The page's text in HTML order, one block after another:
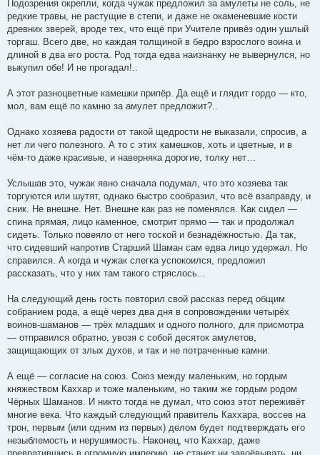
Подозрения окрепли, когда чужак предложил за амулеты не соль, не
редкие травы, не растущие в степи, и даже не окаменевшие кости
древних зверей, вроде тех, что ещё при Учителе привёз один ушлый
торгаш. Всего две, но каждая толщиной в бедро взрослого воина и
длиной в два его роста. Род тогда едва наизнанку не вывернулся, но
выкупил обе! И не прогадал!..
А этот разноцветные камешки припёр. Да ещё и глядит гордо — кто,
мол, вам ещё по камню за амулет предложит?..
Однако хозяева радости от такой щедрости не выказали, спросив, а
нет ли чего полезного. А то с этих камешков, хоть и цветные, и в
чём-то даже красивые, и наверняка дорогие, толку нет…
Услышав это, чужак явно сначала подумал, что это хозяева так
торгуются или шутят, однако быстро сообразил, что всё взаправду, и
сник. Не внешне. Нет. Внешне как раз не поменялся. Как сидел —
спина прямая, лицо каменное, смотрит прямо — так и продолжал
сидеть. Только повеяло от него тоской и безнадёжностью. Да так,
что сидевший напротив Старший Шаман сам едва лицо удержал. Но
справился. А когда и чужак слегка успокоился, предложил
рассказать, что у них там такого стряслось...
На следующий день гость повторил свой рассказ перед общим
собранием рода, а ещё через два дня в сопровождении четырёх
воинов-шаманов — трёх младших и одного полного, для присмотра
— отправился обратно, увозя с собой десяток амулетов,
защищающих от злых духов, и так и не потраченные камни.
А ещё — согласие на союз. Союз между маленьким, но гордым
княжеством Каххар и тоже маленьким, но таким же гордым родом
Чёрных Шаманов. И никто тогда не думал, что союз этот переживёт
многие века. Что каждый следующий правитель Каххара, воссев на
трон, первым (или одним из первых) делом будет подтверждать его
незыблемость и нерушимость. Наконец, что Каххар, даже